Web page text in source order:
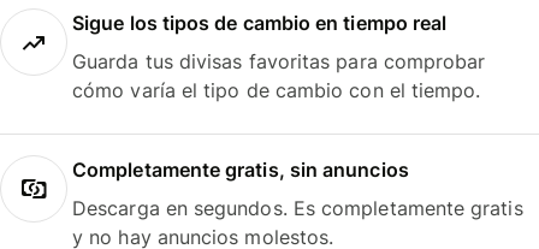
Sigue los tipos de cambio en tiempo real
Guarda tus divisas favoritas para comprobar
cómo varía el tipo de cambio con el tiempo.
Completamente gratis, sin anuncios
Descarga en segundos. Es completamente gratis
y no hay anuncios molestos.